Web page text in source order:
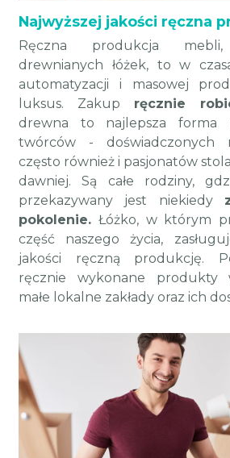
Najwyższej jakości ręczna
Ręczna produkcja
drewnianych łóżek, to w
automatyzacji i masowej
luksus. Zakup ręcznie
drewna to najlepsza forma
twórców - doświadczonych
często również i pasjonatów
dawniej. Są całe rodziny,
przekazywany jest niekiedy
pokolenie. Łóżko, w którym
część naszego życia,
jakości ręczną produkcję.
ręcznie wykonane produkty
małe lokalne zakłady oraz ich